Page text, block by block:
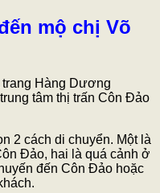
mộ chị Võ
trang Hàng Dương
tâm thị trấn Côn Đảo
2 cách di chuyển. Một là
Đảo, hai là quá cảnh ở
đến Côn Đảo hoặc